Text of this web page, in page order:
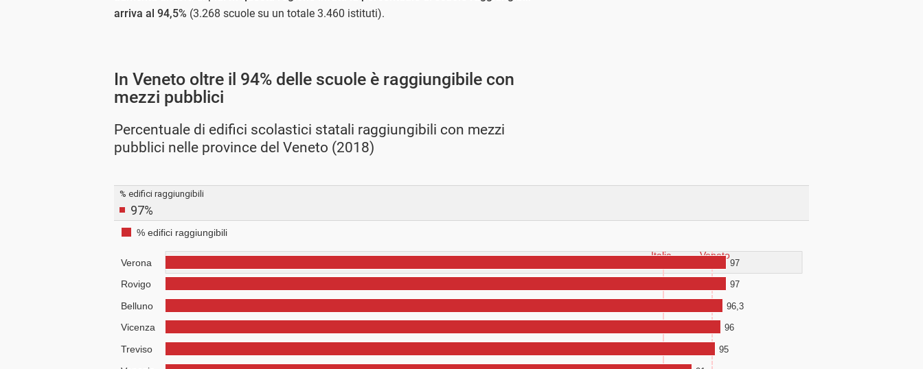
arriva al 94,5% (3.268 scuole su un totale 3.460 istituti).
In Veneto oltre il 94% delle scuole è raggiungibile con
mezzi pubblici
Percentuale di edifici scolastici statali raggiungibili con mezzi
pubblici nelle province del Veneto (2018)